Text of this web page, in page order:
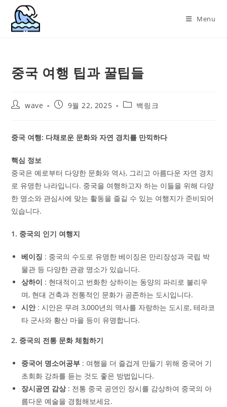
content
Menu
중국 여행 팁과 꿀팁들
Postwave
Post9월 22, 2025
Post백링크
중국 여행: 다채로운 문화와 자연 경치를 만끽하다
핵심 정보
중국은 예로부터 다양한 문화와 역사, 그리고 아름다운 자연 경치
로 유명한 나라입니다. 중국을 여행하고자 하는 이들을 위해 다양
한 명소와 관심사에 맞는 활동을 즐길 수 있는 여행지가 준비되어
있습니다.
1. 중국의 인기 여행지
베이징 : 중국의 수도로 유명한 베이징은 만리장성과 국립 박
물관 등 다양한 관광 명소가 있습니다.
상하이 : 현대적이고 번화한 상하이는 동양의 파리로 불리우
며, 현대 건축과 전통적인 문화가 공존하는 도시입니다.
시안: 시안은 무려 3,000년의 역사를 자랑하는 도시로, 테라코
타 군사와 황산 마을 등이 유명합니다.
2. 중국의 전통 문화 체험하기
중국어 명소어공부 : 여행을 더 즐겁게 만들기 위해 중국어 기
초회화 강좌를 듣는 것도 좋은 방법입니다.
장시공연 감상: 전통 중국 공연인 장시를 감상하여 중국의 아
름다운 예술을 경험해보세요.